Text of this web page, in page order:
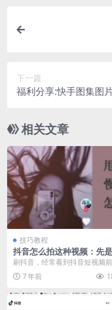
下一篇
福利分享:快手图集图
相关文章
技巧教程
抖音怎么拍这种视频：先
常速度然后再是一个慢动作
刷抖音，经常看到抖音短视频
部分正常速度，后半部分慢动作
视频特效，比如美女甩...
7 年前